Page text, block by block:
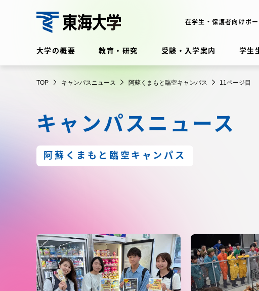
海
大
学
大学の概要 教育・研究 受験・入学案内 学生
在学生・保護者向けポ
TOP キャンパスニュース 阿蘇くまもと臨空キャンパス 11ページ目
キャンパスニュース
阿蘇くまもと臨空キャンパス
在学生・保護者向けポータル
大学の概要
する取り組みについて
東海大学環境憲章
教育方針